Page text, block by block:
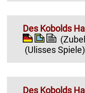
Des Kobolds
(Ulisses Spiele)
Des Kobolds